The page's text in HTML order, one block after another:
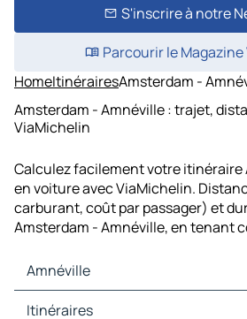
S'inscrire à notre
Parcourir le
HomeItinérairesAmsterdam -
Amsterdam - Amnéville : trajet,
ViaMichelin
Calculez facilement votre itinéraire
en voiture avec ViaMichelin.
carburant, coût par passager) et
Amsterdam - Amnéville, en tenant
Amnéville
Amnéville Cartes et plans
Itinéraires